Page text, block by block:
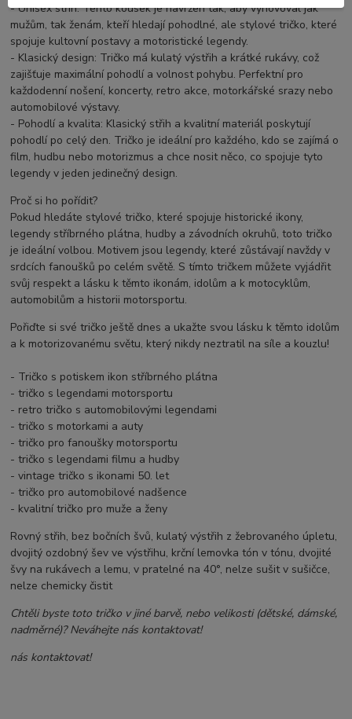
- Unisex střih: Tento kousek je navržen tak, aby vyhovoval jak
mužům, tak ženám, kteří hledají pohodlné, ale stylové tričko, které
spojuje kultovní postavy a motoristické legendy.
- Klasický design: Tričko má kulatý výstřih a krátké rukávy, což
zajišťuje maximální pohodlí a volnost pohybu. Perfektní pro
každodenní nošení, koncerty, retro akce, motorkářské srazy nebo
automobilové výstavy.
- Pohodlí a kvalita: Klasický střih a kvalitní materiál poskytují
pohodlí po celý den. Tričko je ideální pro každého, kdo se zajímá o
film, hudbu nebo motorizmus a chce nosit něco, co spojuje tyto
legendy v jeden jedinečný design.
Proč si ho pořídit?
Pokud hledáte stylové tričko, které spojuje historické ikony,
legendy stříbrného plátna, hudby a závodních okruhů, toto tričko
je ideální volbou. Motivem jsou legendy, které zůstávají navždy v
srdcích fanoušků po celém světě. S tímto tričkem můžete vyjádřit
svůj respekt a lásku k těmto ikonám, idolům a k motocyklům,
automobilům a historii motorsportu.
Pořiďte si své tričko ještě dnes a ukažte svou lásku k těmto idolům
a k motorizovanému světu, který nikdy neztratil na síle a kouzlu!
- Tričko s potiskem ikon stříbrného plátna
- tričko s legendami motorsportu
- retro tričko s automobilovými legendami
- tričko s motorkami a auty
- tričko pro fanoušky motorsportu
- tričko s legendami filmu a hudby
- vintage tričko s ikonami 50. let
- tričko pro automobilové nadšence
- kvalitní tričko pro muže a ženy
Rovný střih, bez bočních švů, kulatý výstřih z žebrovaného úpletu,
dvojitý ozdobný šev ve výstřihu, krční lemovka tón v tónu, dvojité
švy na rukávech a lemu, v pratelné na 40°, nelze sušit v sušičce,
nelze chemicky čistit
Chtěli byste toto tričko v jiné barvě, nebo velikosti (dětské, dámské,
nadměrné)? Neváhejte nás kontaktovat!
nás kontaktovat!